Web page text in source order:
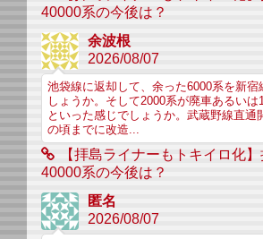
40000系の今後は？
余波根
2026/08/07
池袋線に返却して、余った6000系を新
しょうか。そして2000系が廃車あるいは
といった感じでしょうか。武蔵野線直通
の頃までに改造...
【拝島ライナーもトキイロ化
40000系の今後は？
匿名
2026/08/07